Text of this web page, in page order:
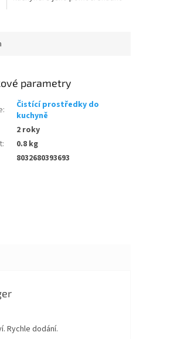
parametry
:
Čistící prostředky do
kuchyně
2 roky
:
0.8 kg
8032680393693
je 5 z 5 hvězdiček.
Rychle dodání.